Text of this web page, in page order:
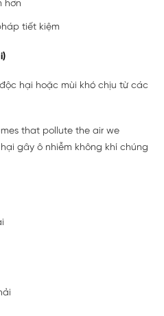
hơn
tiết kiệm
hại hoặc mùi khó chịu từ các
that pollute the air we
gây ô nhiễm không khí chúng